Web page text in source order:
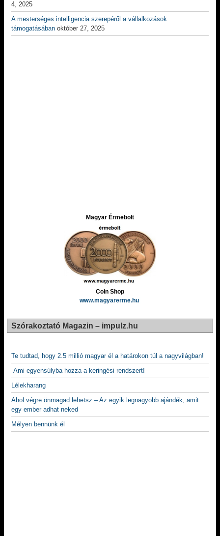
4, 2025
A mesterséges intelligencia szerepéről a vállalkozások
támogatásában október 27, 2025
Magyar Érmebolt
Coin Shop
www.magyarerme.hu
Szórakoztató Magazin – impulz.hu
Te tudtad, hogy 2.5 millió magyar él a határokon túl a nagyvilágban!
Ami egyensúlyba hozza a keringési rendszert!
Lélekharang
Ahol végre önmagad lehetsz – Az egyik legnagyobb ajándék, amit
egy ember adhat neked
Mélyen bennünk él